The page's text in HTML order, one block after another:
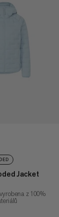
NEJVYŠŠÍ
Jacket
z 100%